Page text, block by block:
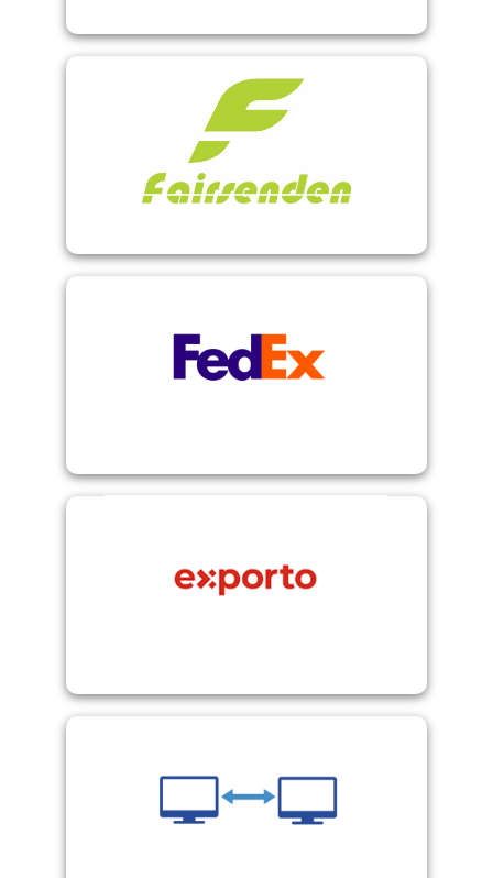
Fairsenden
FedEx
Logistikfragen beim Versand ins Ausland
(Schweiz und UK)